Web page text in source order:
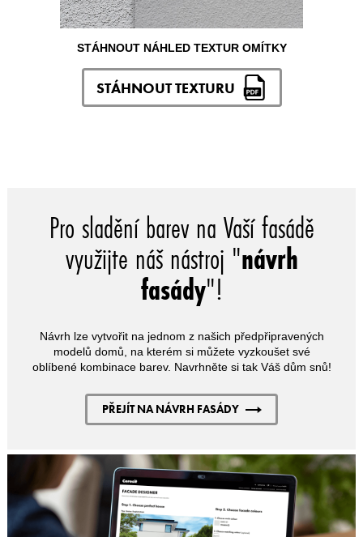
STÁHNOUT NÁHLED TEXTUR OMÍTKY
STÁHNOUT TEXTURU
Pro sladění barev na Vaší fasádě
využijte náš nástroj "návrh
fasády"!
Návrh lze vytvořit na jednom z našich předpřipravených
modelů domů, na kterém si můžete vyzkoušet své
oblíbené kombinace barev. Navrhněte si tak Váš dům snů!
PŘEJÍT NA NÁVRH FASÁDY